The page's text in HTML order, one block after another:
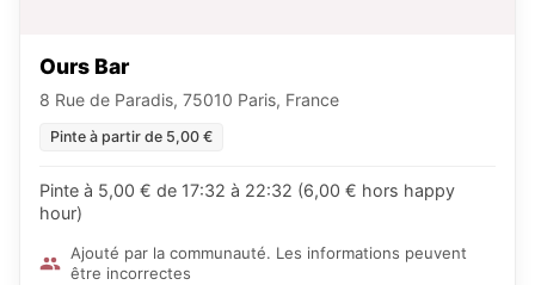
Ours Bar
8 Rue de Paradis, 75010 Paris, France
Pinte à partir de 5,00 €
Pinte à 5,00 € de 17:32 à 22:32 (6,00 € hors happy
hour)
Ajouté par la communauté. Les informations peuvent
être incorrectes